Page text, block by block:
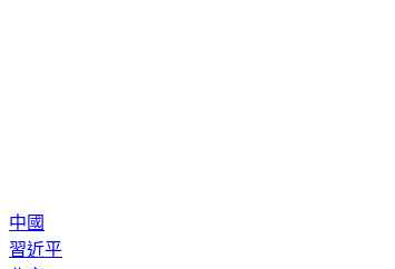
中國
習近平